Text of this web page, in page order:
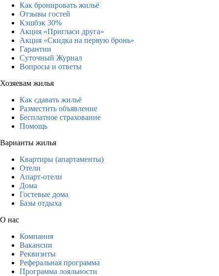
Как бронировать жильё
Отзывы гостей
Кэшбэк 30%
Акция «Пригласи друга»
Акция «Скидка на первую бронь»
Гарантии
Суточный Журнал
Вопросы и ответы
Хозяевам жилья
Как сдавать жильё
Разместить объявление
Бесплатное страхование
Помощь
Варианты жилья
Квартиры (апартаменты)
Отели
Апарт-отели
Дома
Гостевые дома
Базы отдыха
О нас
Компания
Вакансии
Реквизиты
Реферальная программа
Программа лояльности